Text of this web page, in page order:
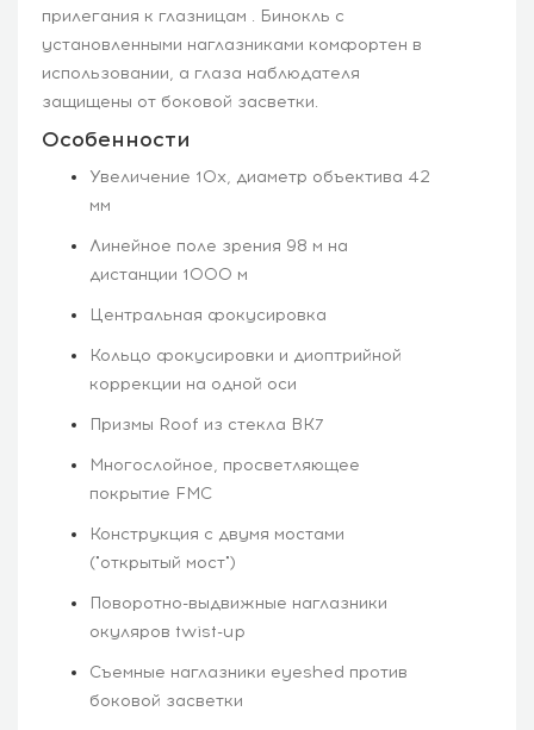
прилегания к глазницам . Бинокль с
установленными наглазниками комфортен в
использовании, а глаза наблюдателя
защищены от боковой засветки.
Особенности
Увеличение 10х, диаметр объектива 42
мм
Линейное поле зрения 98 м на
дистанции 1000 м
Центральная фокусировка
Кольцо фокусировки и диоптрийной
коррекции на одной оси
Призмы Roof из стекла BК7
Многослойное, просветляющее
покрытие FMC
Конструкция с двумя мостами
("открытый мост")
Поворотно-выдвижные наглазники
окуляров twist-up
Съемные наглазники eyeshed против
боковой засветки